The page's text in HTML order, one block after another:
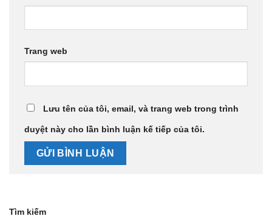
Trang web
Lưu tên của tôi, email, và trang web trong trình
duyệt này cho lần bình luận kế tiếp của tôi.
Tìm kiếm